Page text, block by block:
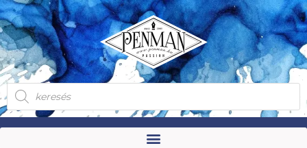
Skip
to
content
Products
search